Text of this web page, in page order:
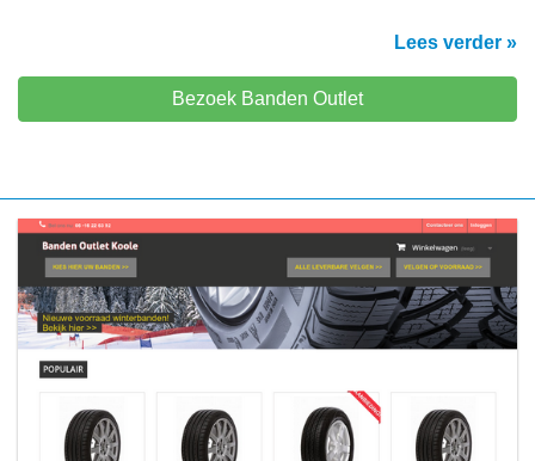
Lees verder »
Bezoek Banden Outlet